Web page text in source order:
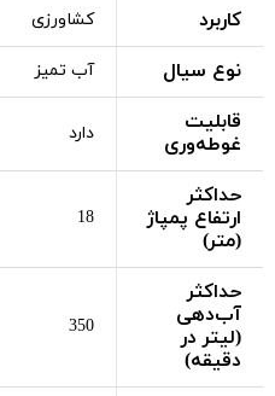
کاربرد کشاورزی
نوع سیال آب تمیز
قابلیت
غوطه‌وری
دارد
حداکثر
ارتفاع پمپاژ
(متر)
18
حداکثر
آب‌دهی
(لیتر در
دقیقه)
350